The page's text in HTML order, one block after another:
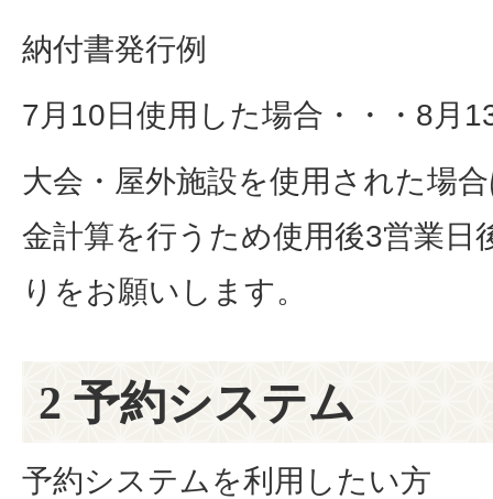
納付書発行例
7月10日使用した場合・・・8月
大会・屋外施設を使用された場
金計算を行うため使用後3営業日
りをお願いします。
2 予約システム
予約システムを利用したい方